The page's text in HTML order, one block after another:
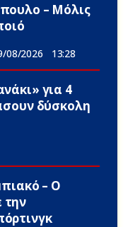
– Μόλις
08/2026 13:28
για 4
δύσκολη
– Ο
την